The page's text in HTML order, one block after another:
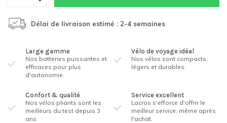
Délai de livraison estimé : 2-4 semaines
Large gamme
Nos batteries puissantes et
efficaces pour plus
d'autonomie.
Vélo de voyage idéal
Nos vélos sont compacts,
légers et durables.
Confort & qualité
Nos vélos pliants sont les
meilleurs du test depuis 3
ans
Service excellent
Lacros s'efforce d'offrir le
meilleur service, même après
l'achat.